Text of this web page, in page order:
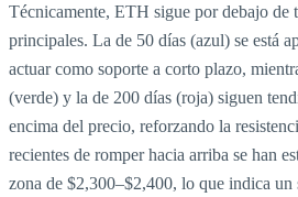
Técnicamente, ETH sigue por debajo de
principales. La de 50 días (azul) se está
actuar como soporte a corto plazo,
(verde) y la de 200 días (roja) siguen
encima del precio, reforzando la
recientes de romper hacia arriba se han
zona de $2,300–$2,400, lo que indica un